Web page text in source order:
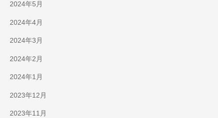
2024年5月
2024年4月
2024年3月
2024年2月
2024年1月
2023年12月
2023年11月